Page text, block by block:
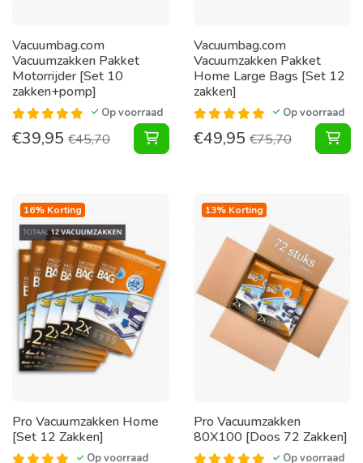
Vacuumbag.com
Vacuumzakken Pakket
Motorrijder [Set 10
zakken+pomp]
Op voorraad
€39,95 €45,70 Vacuumzakken Pakket Motorrijder
Vacuumbag.com
Vacuumzakken Pakket
Home Large Bags [Set 12
zakken]
Op voorraad
€49,95 €75,70
16% Korting
Pro Vacuumzakken Home
[Set 12 Zakken]
Op voorraad
13% Korting
Pro Vacuumzakken
80X100 [Doos 72 Zakken]
Op voorraad